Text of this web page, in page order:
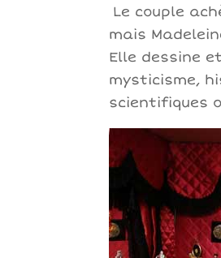
Le couple
mais
Elle dessine
mysticisme,
scientifiques